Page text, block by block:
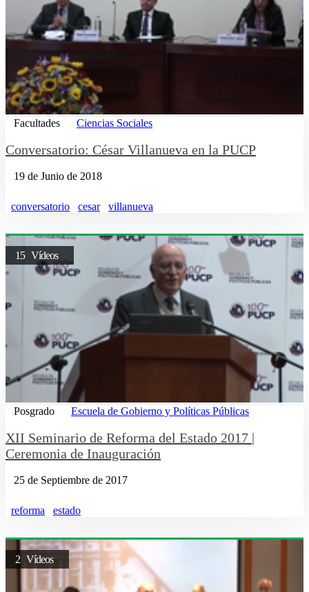
Facultades Ciencias Sociales
Conversatorio: César Villanueva en la PUCP
19 de Junio de 2018
conversatorio cesar villanueva
15 Vídeos
Posgrado Escuela de Gobierno y Políticas Públicas
XII Seminario de Reforma del Estado 2017 |
Ceremonia de Inauguración
25 de Septiembre de 2017
reforma estado
2 Vídeos